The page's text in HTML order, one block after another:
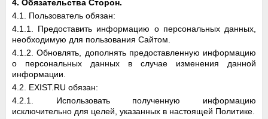
4. Обязательства Сторон.
4.1. Пользователь обязан:
4.1.1. Предоставить информацию о персональных данных,
необходимую для пользования Сайтом.
4.1.2. Обновлять, дополнять предоставленную информацию
о персональных данных в случае изменения данной
информации.
4.2. EXIST.RU обязан:
4.2.1. Использовать полученную информацию
исключительно для целей, указанных в настоящей Политике.